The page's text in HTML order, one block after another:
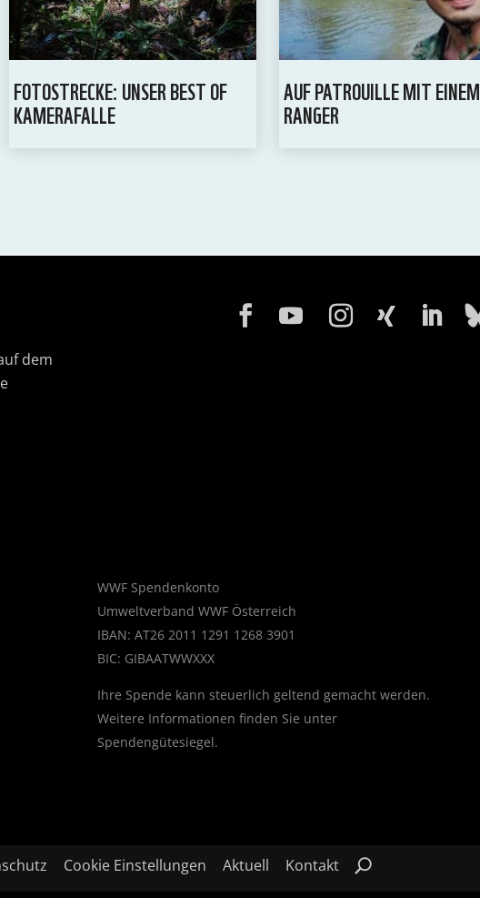
FOTOSTRECKE: UNSER BEST OF
KAMERAFALLE
AUF PATROUILLE MIT EINEM
RANGER
dem
WWF Spendenkonto
Umweltverband WWF Österreich
IBAN: AT26 2011 1291 1268 3901
BIC: GIBAATWWXXX
Ihre Spende kann steuerlich geltend gemacht werden.
Weitere Informationen finden Sie unter
Spendengütesiegel.
Cookie Einstellungen Aktuell Kontakt